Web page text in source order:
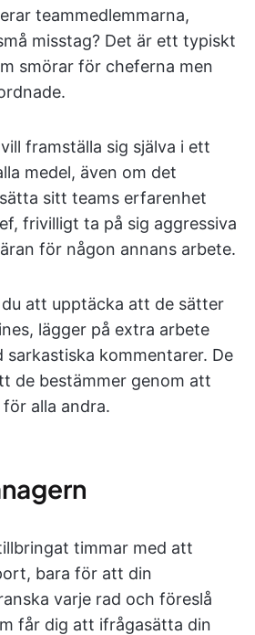
teammedlemmarna,
misstag? Det är ett typiskt
smörar för cheferna men
framställa sig själva i ett
medel, även om det
sitt teams erfarenhet
frivilligt ta på sig aggressiva
för någon annans arbete.
att upptäcka att de sätter
lägger på extra arbete
sarkastiska kommentarer. De
de bestämmer genom att
alla andra.
timmar med att
bara för att din
varje rad och föreslå
får dig att ifrågasätta din